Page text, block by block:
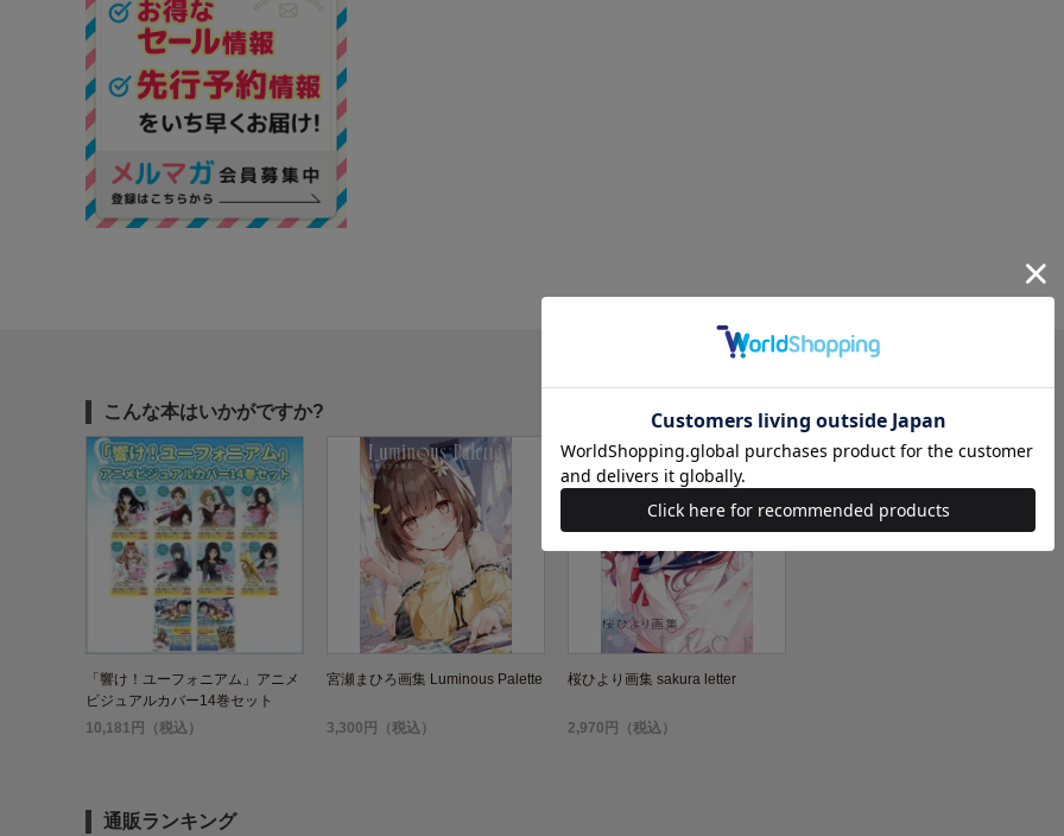
こんな本はいかがですか?
「響け！ユーフォニアム」アニメ
ビジュアルカバー14巻セット
10,181円（税込）
宮瀬まひろ画集 Luminous Palette
3,300円（税込）
桜ひより画集 sakura letter
2,970円（税込）
通販ランキング